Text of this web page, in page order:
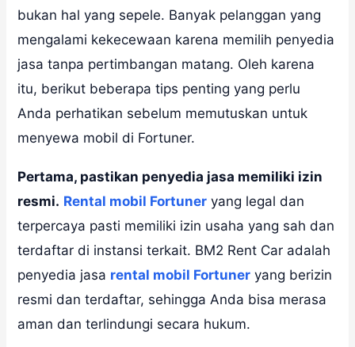
bukan hal yang sepele. Banyak pelanggan yang
mengalami kekecewaan karena memilih penyedia
jasa tanpa pertimbangan matang. Oleh karena
itu, berikut beberapa tips penting yang perlu
Anda perhatikan sebelum memutuskan untuk
menyewa mobil di Fortuner.
Pertama, pastikan penyedia jasa memiliki izin
resmi. Rental mobil Fortuner yang legal dan
terpercaya pasti memiliki izin usaha yang sah dan
terdaftar di instansi terkait. BM2 Rent Car adalah
penyedia jasa rental mobil Fortuner yang berizin
resmi dan terdaftar, sehingga Anda bisa merasa
aman dan terlindungi secara hukum.